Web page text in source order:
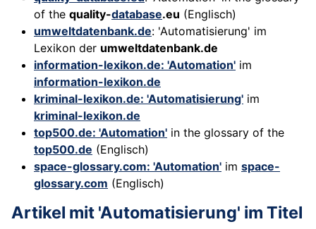
of the quality-database.eu (Englisch)
umweltdatenbank.de: 'Automatisierung' im
Lexikon der umweltdatenbank.de
information-lexikon.de: 'Automation' im
information-lexikon.de
kriminal-lexikon.de: 'Automatisierung' im
kriminal-lexikon.de
top500.de: 'Automation' in the glossary of the
top500.de (Englisch)
space-glossary.com: 'Automation' im space-
glossary.com (Englisch)
Artikel mit 'Automatisierung' im Titel